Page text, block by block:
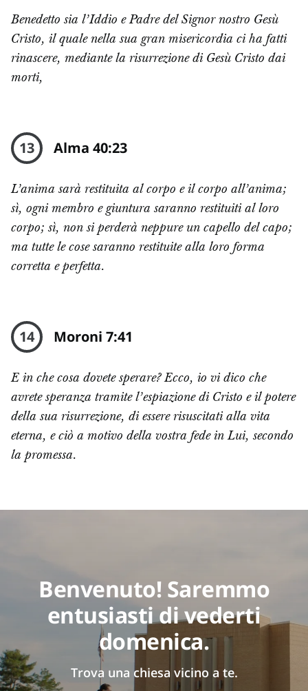
Benedetto sia l’Iddio e Padre del Signor nostro Gesù
Cristo, il quale nella sua gran misericordia ci ha fatti
rinascere, mediante la risurrezione di Gesù Cristo dai
morti,
13 Alma 40:23
L’anima sarà restituita al corpo e il corpo all’anima;
sì, ogni membro e giuntura saranno restituiti al loro
corpo; sì, non si perderà neppure un capello del capo;
ma tutte le cose saranno restituite alla loro forma
corretta e perfetta.
14 Moroni 7:41
E in che cosa dovete sperare? Ecco, io vi dico che
avrete speranza tramite l’espiazione di Cristo e il potere
della sua risurrezione, di essere risuscitati alla vita
eterna, e ciò a motivo della vostra fede in Lui, secondo
la promessa.
Benvenuto! Saremmo
entusiasti di vederti
domenica.
Trova una chiesa vicino a te.